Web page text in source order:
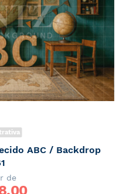
ABC / Backdrop
de